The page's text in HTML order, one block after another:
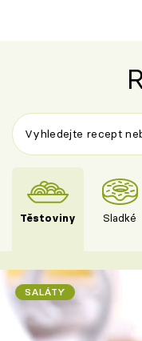
Těstoviny Sladké
SALÁTY